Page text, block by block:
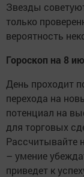
Звезды
только
вероятность
Гороскоп на 8
День проходит
перехода на
потенциал на
для торговых
Рассчитывайте
– умение
приведет к